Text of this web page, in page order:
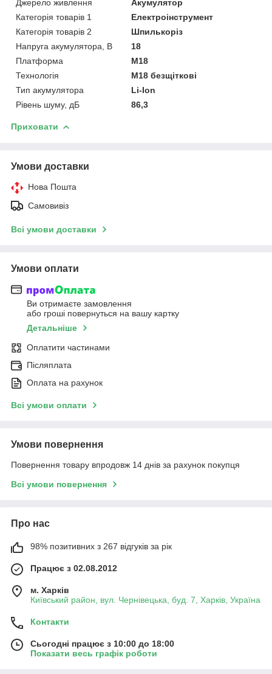
Джерело живлення
Акумулятор
Категорія товарів 1
Електроінструмент
Категорія товарів 2
Шпилькоріз
Напруга акумулятора, В
18
Платформа
M18
Технологія
M18 безщіткові
Тип акумулятора
Li-Ion
Рівень шуму, дБ
86,3
Приховати
Умови доставки
Нова Пошта
Самовивіз
Всі умови доставки
Умови оплати
Ви отримаєте замовлення
або гроші повернуться на вашу картку
Детальніше
Оплатити частинами
Післяплата
Оплата на рахунок
Всі умови оплати
Умови повернення
Повернення товару впродовж 14 днів за рахунок покупця
Всі умови повернення
Про нас
98% позитивних з 267 відгуків за рік
Працює з 02.08.2012
м. Харків
Київський район, вул. Чернівецька, буд. 7, Харків, Україна
Контакти
Сьогодні працює з 10:00 до 18:00
Показати весь графік роботи